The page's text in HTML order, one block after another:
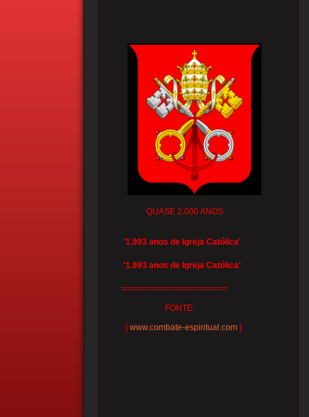
QUASE 2.000 ANOS
'1.993 anos de Igreja Católica'
'1.993 anos de Igreja Católica'
======================
FONTE:
[www.combate-espiritual.com ]